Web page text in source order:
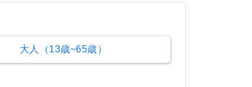
大人（13歳~65歳）